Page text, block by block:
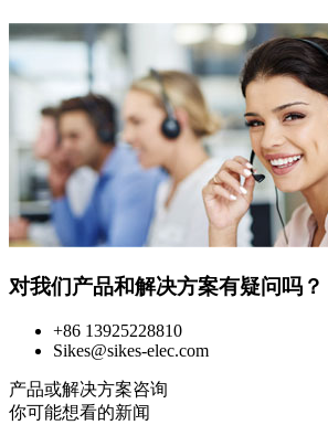
对我们产品和解决方案有疑问吗？
+86 13925228810
Sikes@sikes-elec.com
产品或解决方案咨询
你可能想看的新闻